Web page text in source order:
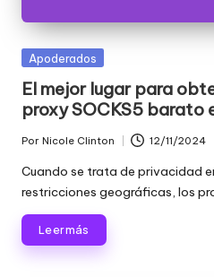
Publicada
Apoderados
El mejor lugar para
proxy SOCKS5 barato
Publicado
por
Por Nicole Clinton 12/11/2024
Cuando se trata de privacidad
restricciones geográficas, los
Leer más